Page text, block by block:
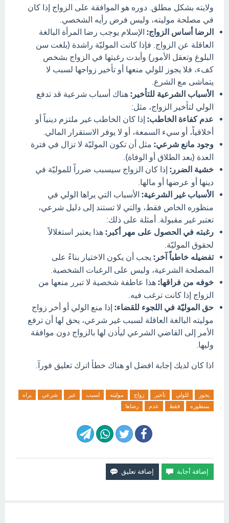
ولايته بشكل مطلق. دوره هو الموافقة على الزواج إذا كان
في مصلحة موليته، وليس فرض رأيه الشخصي.
الرضا أساس الزواج: الإسلام يوجب رضا المرأة البالغة
العاقلة عن الزواج. فإذا كانت الموليّة راشدة (بلغت سن
البلوغ وتعقل الأمور) وأبدت رغبتها في الزواج بشخص
كفء، فلا يجوز للولي منعها أو تأخير زواجها لسبب لا
يتماشى مع الشرع.
الأسباب الشرعية للتأخير: هناك أسباب شرعية قد تدفع
الولي لتأخير الزواج، مثل:
عدم كفاءة الخاطب: إذا كان الخاطب غير ملتزم دينياً أو
أخلاقياً، أو سيء السمعة، أو لا يوفر الاستقرار المالي.
وجود مانع شرعي: مثل أن تكون الموليّة لا تزال في فترة
العدة (بعد الطلاق أو الوفاة).
خشية الضرر: إذا كان الزواج سيسبب ضرراً للموليّة في
دينها أو عرضها أو مالها.
الأسباب غير الشرعية: الأسباب التي يراها الولي في
منظوره الخاص فقط، والتي لا تستند إلى دليل شرعي،
تعتبر غير مقبولة. أمثلة على ذلك:
رغبته في الحصول على مهر أكبر: هذا يعتبر استغلالاً
لحقوق الموليّة.
تفضيله خاطباً آخر: يجب أن يكون الاختيار بناءً على
المصلحة الشرعية، وليس على الرغبات الشخصية.
خوفه من فراقها: هذا عاطفة شخصية لا تبرر منعها من
الزواج إذا كانت ترغب فيه.
حق الموليّة في اللجوء للقضاء: إذا منع الولي أو أخر زواج
موليته البالغة العاقلة لسبب غير شرعي، يحق لها أن ترفع
الأمر إلى القاضي الشرعي ليأذن لها بالزواج دون موافقة
وليها.
اذا كان لديك إجابة افضل او هناك خطأ اترك تعليق فورآ.
يجوز للولي تأخير زواج موليته لسبب غير شرعي
يراه
بمنظوره
فقط عدم رضاها